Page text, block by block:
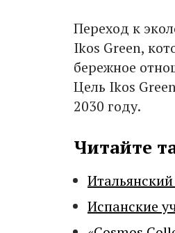
Переход к
Ikos Green,
бережное
Цель Ikos
2030 году.
Читайте
Испанские